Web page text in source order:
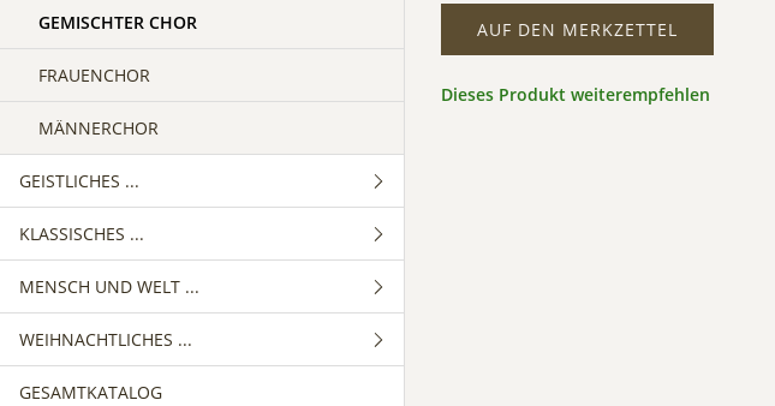
GEMISCHTER CHOR
FRAUENCHOR
MÄNNERCHOR
GEISTLICHES ...
GEMISCHTER CHOR
FRAUENCHOR
MÄNNERCHOR
KLASSISCHES ...
GEMISCHTER CHOR
FRAUENCHOR
MÄNNERCHOR
MENSCH UND WELT ...
GEMISCHTER CHOR
FRAUENCHOR
WEIHNACHTLICHES ...
GEMISCHTER CHOR
GESAMTKATALOG
AUF DEN MERKZETTEL
Dieses Produkt weiterempfehlen